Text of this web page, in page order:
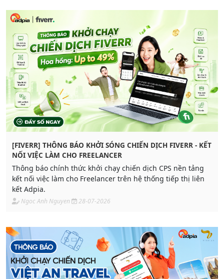
[FIVERR] THÔNG BÁO KHỞI SÓNG CHIẾN DỊCH FIVERR - KẾT
NỐI VIỆC LÀM CHO FREELANCER
Thông báo chính thức khởi chạy chiến dịch CPS nền tảng
kết nối việc làm cho Freelancer trên hệ thống tiếp thị liên
kết Adpia.
Ngoc Anh Nguyen 28-07-2026